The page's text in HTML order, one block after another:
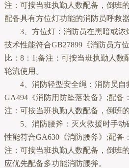
注：可按当班执勤人数配备，倒班
配备具有方位灯功能的消防员呼救
3、方位灯：消防员在黑暗或浓
技术性能符合GB27899《消防员方
比：8：1;备注：可按当班执勤人数
轮流使用。
4、消防轻型安全绳：消防员
GA494《消防用防坠落装备》;配备
注：可按当班执勤人数配备，倒班
5、消防腰斧：灭火救援时手
性能符合GA630《消防腰斧》;配备
注：可按当班执勤人数配备，倒班
应优先配备多功能消防腰斧。